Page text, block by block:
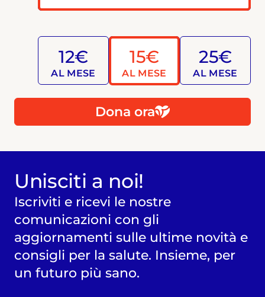
12€
AL MESE
15€
AL MESE
25€
AL MESE
Dona ora
Unisciti a noi!
Iscriviti e ricevi le nostre
comunicazioni con gli
aggiornamenti sulle ultime novità e
consigli per la salute. Insieme, per
un futuro più sano.